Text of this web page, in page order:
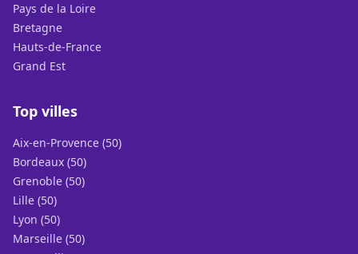
Pays de la Loire
Bretagne
Hauts-de-France
Grand Est
Top villes
Aix-en-Provence (50)
Bordeaux (50)
Grenoble (50)
Lille (50)
Lyon (50)
Marseille (50)